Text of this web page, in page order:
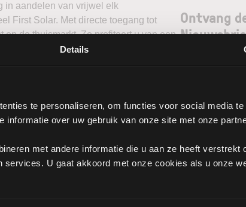
Details
te personaliseren, om functies voor social media te
informatie over uw gebruik van onze site met onze
met andere informatie die u aan ze heeft verstrekt
U gaat akkoord met onze cookies als u onze
in aandelen van vrijwel elk
First Solar. Met directe toegang tot
de thuismarkt. Zo profiteert u van een
via een stabiel platform met
kunt maken. Belegt u met het oog op
koers en gaat u short*?
voordelen van beleggen via een
risico’s met zich mee: als de koers
Het is belangrijk om deze risico’s
met kapitaal dat u kunt missen.
Ontvang
Selecteer uw
LYNX
Ik wil